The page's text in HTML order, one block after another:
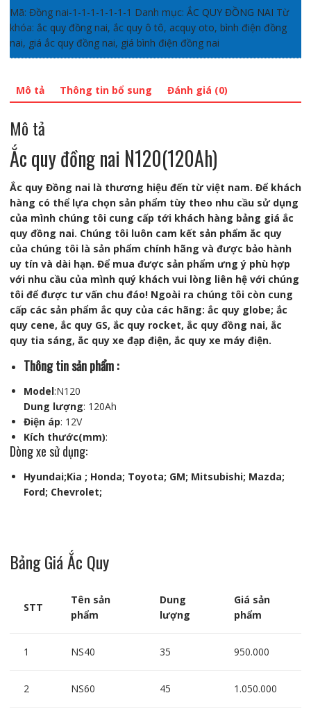
Mã: Đồng nai-1-1-1-1-1-1-1 Danh mục: ẮC QUY ĐỒNG NAI Từ
khóa: ắc quy đồng nai, ắc quy ô tô, acquy oto, bình điện đồng
nai, giá ắc quy đồng nai, giá bình điện đồng nai
Mô tả Thông tin bổ sung Đánh giá (0)
Mô tả
Ắc quy đồng nai N120(120Ah)
Ắc quy Đồng nai là thương hiệu đến từ việt nam. Để khách
hàng có thể lựa chọn sản phẩm tùy theo nhu cầu sử dụng
của mình chúng tôi cung cấp tới khách hàng bảng giá ắc
quy đồng nai. Chúng tôi luôn cam kết sản phẩm ắc quy
của chúng tôi là sản phẩm chính hãng và được bảo hành
uy tín và dài hạn. Để mua được sản phẩm ưng ý phù hợp
với nhu cầu của mình quý khách vui lòng liên hệ với chúng
tôi để được tư vấn chu đáo! Ngoài ra chúng tôi còn cung
cấp các sản phẩm ắc quy của các hãng: ắc quy globe; ắc
quy cene, ắc quy GS, ắc quy rocket, ắc quy đồng nai, ắc
quy tia sáng, ắc quy xe đạp điện, ắc quy xe máy điện.
Thông tin sản phẩm :
Model:N120
Dung lượng: 120Ah
Điện áp: 12V
Kích thước(mm):
Dòng xe sử dụng:
Hyundai;Kia ; Honda; Toyota; GM; Mitsubishi; Mazda;
Ford; Chevrolet;
Bảng Giá Ắc Quy
STT
Tên sản
phẩm
Dung
lượng
Giá sản
phẩm
1 NS40 35 950.000
2 NS60 45 1.050.000